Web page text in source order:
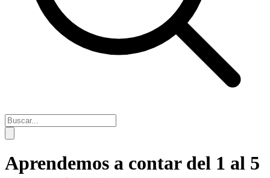
Aprendemos a contar del 1 al 5